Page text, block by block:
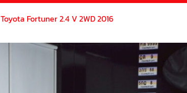
Toyota Fortuner 2.4 V 2WD 2016